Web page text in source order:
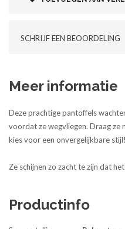
SCHRIJF EEN BEOORDELING
Meer informatie
Deze prachtige pantoffels
voordat ze wegvliegen. Draag ze
kies voor een onvergelijkbare stijl!
Ze schijnen zo zacht te zijn dat
Productinfo